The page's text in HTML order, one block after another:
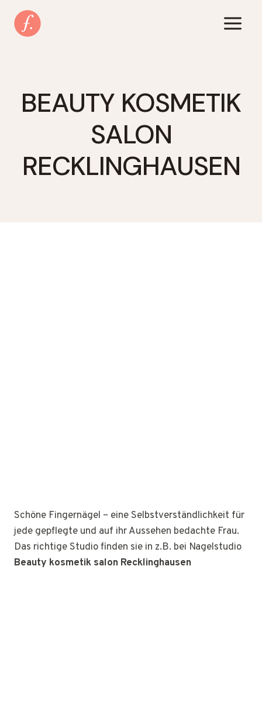
Inhalt
springen
BEAUTY KOSMETIK
SALON
RECKLINGHAUSEN
Schöne Fingernägel – eine Selbstverständlichkeit für
jede gepflegte und auf ihr Aussehen bedachte Frau.
Das richtige Studio finden sie in z.B. bei Nagelstudio
Beauty kosmetik salon Recklinghausen